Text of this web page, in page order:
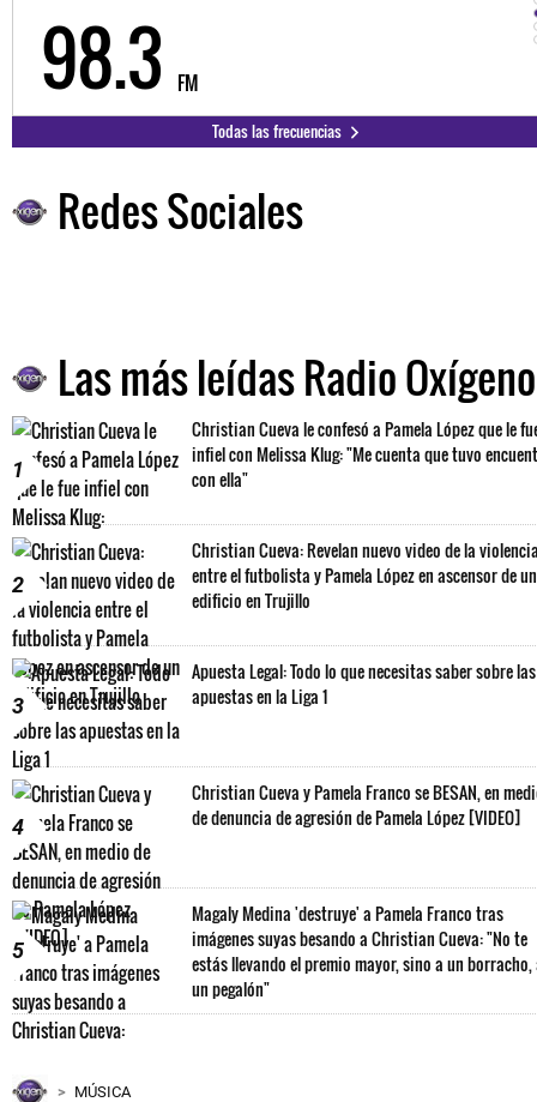
98.3 FM
Todas las frecuencias
Redes Sociales
Las más leídas Radio Oxígeno
1
Christian Cueva le confesó a Pamela López que le
infiel con Melissa Klug: "Me cuenta que tuvo
con ella"
2
Christian Cueva: Revelan nuevo video de la
entre el futbolista y Pamela López en ascensor de un
edificio en Trujillo
3
Apuesta Legal: Todo lo que necesitas saber sobre las
apuestas en la Liga 1
4
Christian Cueva y Pamela Franco se BESAN, en
de denuncia de agresión de Pamela López [VIDEO]
5
Magaly Medina 'destruye' a Pamela Franco tras
imágenes suyas besando a Christian Cueva: "No te
estás llevando el premio mayor, sino a un borracho,
un pegalón"
MÚSICA